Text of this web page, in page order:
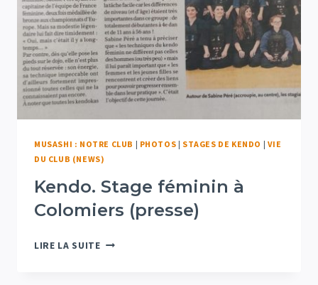
MUSASHI : NOTRE CLUB | PHOTOS | STAGES DE KENDO | VIE
DU CLUB (NEWS)
Kendo. Stage féminin à
Colomiers (presse)
LIRE LA SUITEKENDO.